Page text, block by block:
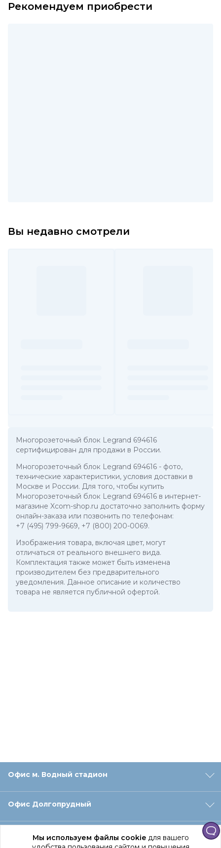
Мы используем файлы cookieдля вашего
Рекомендуем приобрести
Вы недавно смотрели
Многорозеточный блок Legrand 694616
сертифицирован для продажи в России.
Многорозеточный блок Legrand 694616 - фото,
технические характеристики, условия доставки в
Москве и России. Для того, чтобы купить
Многорозеточный блок Legrand 694616 в интернет-
магазине Xcom-shop.ru достаточно заполнить форму
онлайн-заказа или позвонить по телефонам:
+7 (495) 799-9669, +7 (800) 200-0069.
Изображения товара, включая цвет, могут
отличаться от реального внешнего вида.
Комплектация также может быть изменена
производителем без предварительного
уведомления. Данное описание и количество
товара не является публичной офертой.
Офис м. Водный стадион
Офис Долгопрудный
Офис Санкт‑Петербург